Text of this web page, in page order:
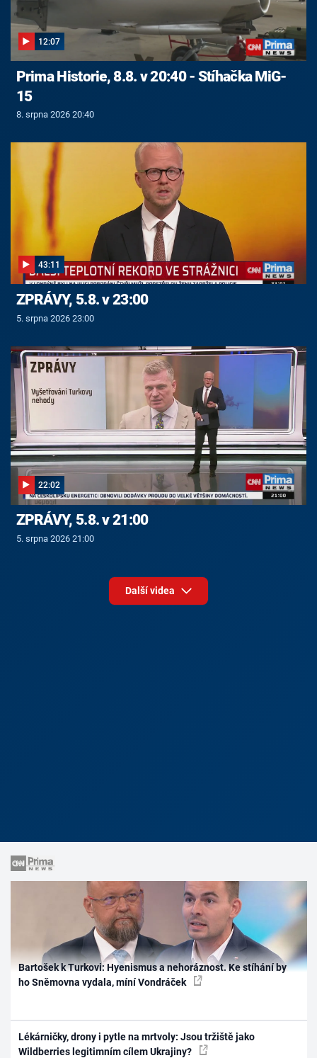
12:07
Prima Historie, 8.8. v 20:40 - Stíhačka MiG-
15
8. srpna 2026 20:40
43:11
ZPRÁVY, 5.8. v 23:00
5. srpna 2026 23:00
22:02
ZPRÁVY, 5.8. v 21:00
5. srpna 2026 21:00
Další videa
Bartošek k Turkovi: Hyenismus a nehoráznost. Ke stíhání by
ho Sněmovna vydala, míní Vondráček
Lékárničky, drony i pytle na mrtvoly: Jsou tržiště jako
Wildberries legitimním cílem Ukrajiny?